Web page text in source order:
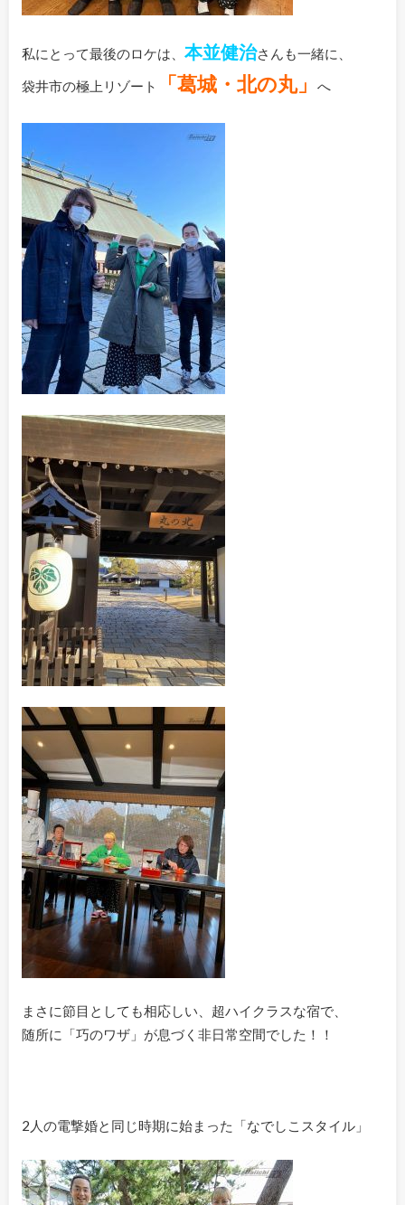
私にとって最後のロケは、 本並健治さんも一緒に、
袋井市の極上リゾート
「葛城・北の丸」 へ
まさに節目としても相応しい、超ハイクラスな宿で、
随所に「巧のワザ」が息づく非日常空間でした！！
2人の電撃婚と同じ時期に始まった「なでしこスタイル」